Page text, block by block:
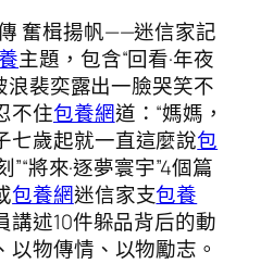
奮楫揚帆——迷信家記
主題，包含“回看·年夜
浪裴奕露出一臉哭笑不
不住包養網道：“媽媽，
七歲起就一直這麼說包
”“將來·逐夢寰宇”4個篇
包養網迷信家支包養
講述10件躲品背后的動
物傳情、以物勵志。